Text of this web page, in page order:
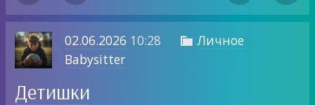
02.06.2026 10:28  Личное
Babysitter
Детишки